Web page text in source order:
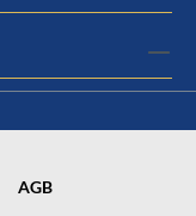
AGB